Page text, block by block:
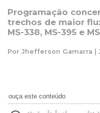
Programação
trechos de maior
MS-338, MS-395 e
Por Jhefferson Gamarra |
ouça este conteúdo